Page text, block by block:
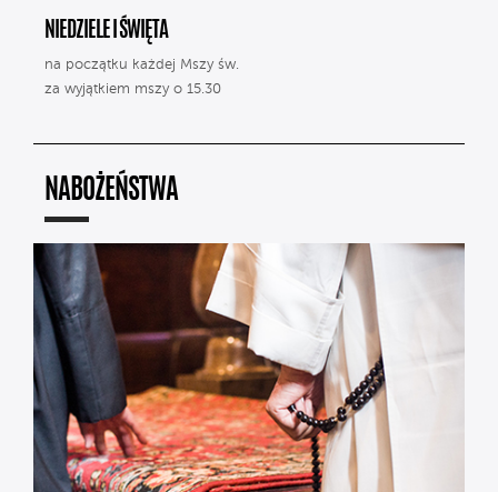
NIEDZIELE I ŚWIĘTA
na początku każdej Mszy św.
za wyjątkiem mszy o 15.30
NABOŻEŃSTWA